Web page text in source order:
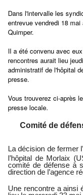
Dans l'intervalle les
entrevue vendredi 18
Quimper.
Il a été convenu avec
rencontres aurait lieu
administratif de l'hôpital
presse.
Vous trouverez ci-après
presse locale.
Comité de
La décision de fermer
l’hôpital de Morlaix
comité de défense à
direction de l’agence
Une rencontre a ainsi